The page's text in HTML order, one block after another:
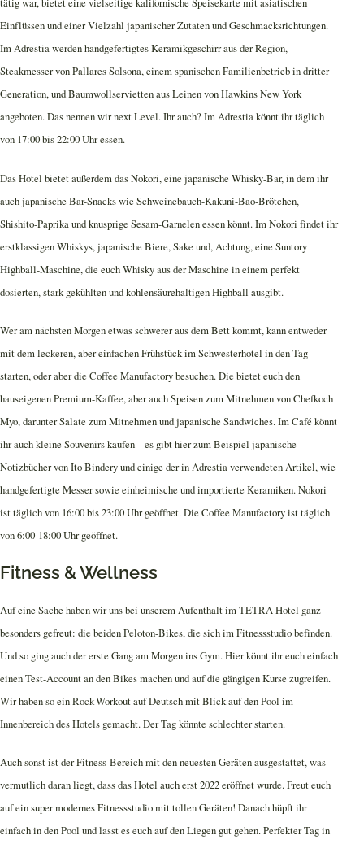
Einflüssen und einer Vielzahl japanischer Zutaten und Geschmacksrichtungen.
Im Adrestia werden handgefertigtes Keramikgeschirr aus der Region,
Steakmesser von Pallares Solsona, einem spanischen Familienbetrieb in dritter
Generation, und Baumwollservietten aus Leinen von Hawkins New York
angeboten. Das nennen wir next Level. Ihr auch? Im Adrestia könnt ihr täglich
von 17:00 bis 22:00 Uhr essen.
Das Hotel bietet außerdem das Nokori, eine japanische Whisky-Bar, in dem ihr
auch japanische Bar-Snacks wie Schweinebauch-Kakuni-Bao-Brötchen,
Shishito-Paprika und knusprige Sesam-Garnelen essen könnt. Im Nokori findet ihr
erstklassigen Whiskys, japanische Biere, Sake und, Achtung, eine Suntory
Highball-Maschine, die euch Whisky aus der Maschine in einem perfekt
dosierten, stark gekühlten und kohlensäurehaltigen Highball ausgibt.
Wer am nächsten Morgen etwas schwerer aus dem Bett kommt, kann entweder
mit dem leckeren, aber einfachen Frühstück im Schwesterhotel in den Tag
starten, oder aber die Coffee Manufactory besuchen. Die bietet euch den
hauseigenen Premium-Kaffee, aber auch Speisen zum Mitnehmen von Chefkoch
Myo, darunter Salate zum Mitnehmen und japanische Sandwiches. Im Café könnt
ihr auch kleine Souvenirs kaufen – es gibt hier zum Beispiel japanische
Notizbücher von Ito Bindery und einige der in Adrestia verwendeten Artikel, wie
handgefertigte Messer sowie einheimische und importierte Keramiken. Nokori
ist täglich von 16:00 bis 23:00 Uhr geöffnet. Die Coffee Manufactory ist täglich
von 6:00-18:00 Uhr geöffnet.
Fitness & Wellness
Auf eine Sache haben wir uns bei unserem Aufenthalt im TETRA Hotel ganz
besonders gefreut: die beiden Peloton-Bikes, die sich im Fitnessstudio befinden.
Und so ging auch der erste Gang am Morgen ins Gym. Hier könnt ihr euch einfach
einen Test-Account an den Bikes machen und auf die gängigen Kurse zugreifen.
Wir haben so ein Rock-Workout auf Deutsch mit Blick auf den Pool im
Innenbereich des Hotels gemacht. Der Tag könnte schlechter starten.
Auch sonst ist der Fitness-Bereich mit den neuesten Geräten ausgestattet, was
vermutlich daran liegt, dass das Hotel auch erst 2022 eröffnet wurde. Freut euch
auf ein super modernes Fitnessstudio mit tollen Geräten! Danach hüpft ihr
einfach in den Pool und lasst es euch auf den Liegen gut gehen. Perfekter Tag in